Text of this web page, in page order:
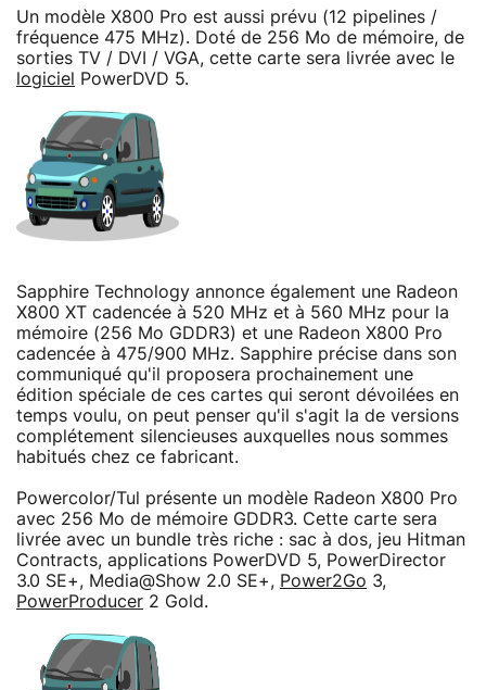
Un modèle X800 Pro est aussi prévu (12 pipelines /
fréquence 475 MHz). Doté de 256 Mo de mémoire, de
sorties TV / DVI / VGA, cette carte sera livrée avec le
logiciel
PowerDVD 5.
Sapphire Technology annonce également une Radeon
X800 XT cadencée à 520 MHz et à 560 MHz pour la
mémoire (256 Mo GDDR3) et une Radeon X800 Pro
cadencée à 475/900 MHz. Sapphire précise dans son
communiqué qu'il proposera prochainement une
édition spéciale de ces cartes qui seront dévoilées en
temps voulu, on peut penser qu'il s'agit la de versions
complétement silencieuses auxquelles nous sommes
habitués chez ce fabricant.
Powercolor/Tul présente un modèle Radeon X800 Pro
avec 256 Mo de mémoire GDDR3. Cette carte sera
livrée avec un bundle très riche : sac à dos, jeu Hitman
Contracts, applications PowerDVD 5, PowerDirector
3.0 SE+, Media@Show 2.0 SE+, Power2Go 3,
PowerProducer 2 Gold.